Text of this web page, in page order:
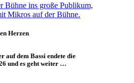
Herzen
auf dem Bassi endete die
und es geht weiter …